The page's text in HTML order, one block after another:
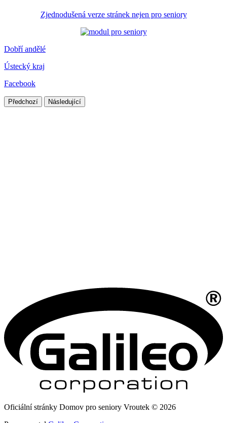
Zjednodušená verze stránek nejen pro seniory
Dobří andělé
Ústecký kraj
Facebook
Předchozí Následující
Oficiální stránky Domov pro seniory Vroutek © 2026